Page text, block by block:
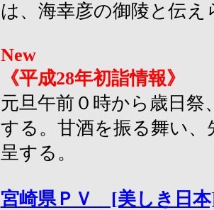
は、海幸彦の御陵と伝
New
《平成28年初詣情報》
元旦午前０時から歳日祭
する。甘酒を振る舞い、
呈する。
宮崎県ＰＶ [美しき日